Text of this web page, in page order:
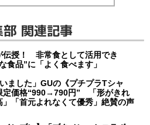
部 関連記事
伝授！ 非常食として活用でき
食品”に「よく食べます」
いました」GUの《プチプラTシャ
定価格“990→790円” 「形がきれ
」「首元よれなくて優秀」絶賛の声